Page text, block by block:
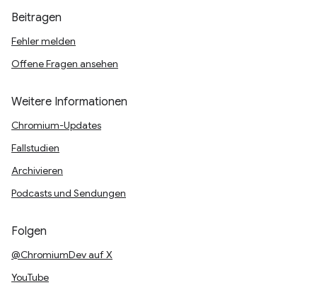
Beitragen
Fehler melden
Offene Fragen ansehen
Weitere Informationen
Chromium-Updates
Fallstudien
Archivieren
Podcasts und Sendungen
Folgen
@ChromiumDev auf X
YouTube